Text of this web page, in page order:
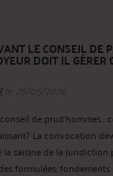
LE CONSEIL DE
DOIT IL GÉRER
le 28/05/2026
de prud’hommes :
La convocation
la saisine de la juridiction
formulées,